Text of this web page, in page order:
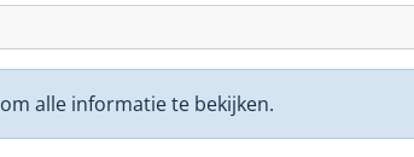
om alle informatie te bekijken.